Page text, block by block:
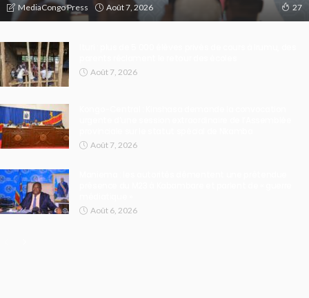
MediaCongo Press Août 7, 2026 27
Août 7, 2026
Août 7, 2026
Août 6, 2026